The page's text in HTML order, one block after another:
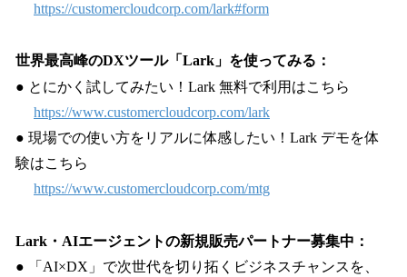
https://customercloudcorp.com/lark#form
世界最高峰のDXツール「Lark」を使ってみる：
● とにかく試してみたい！Lark 無料で利用はこちら
https://www.customercloudcorp.com/lark
● 現場での使い方をリアルに体感したい！Lark デモを体
験はこちら
https://www.customercloudcorp.com/mtg
Lark・AIエージェントの新規販売パートナー募集中：
● 「AI×DX」で次世代を切り拓くビジネスチャンスを、